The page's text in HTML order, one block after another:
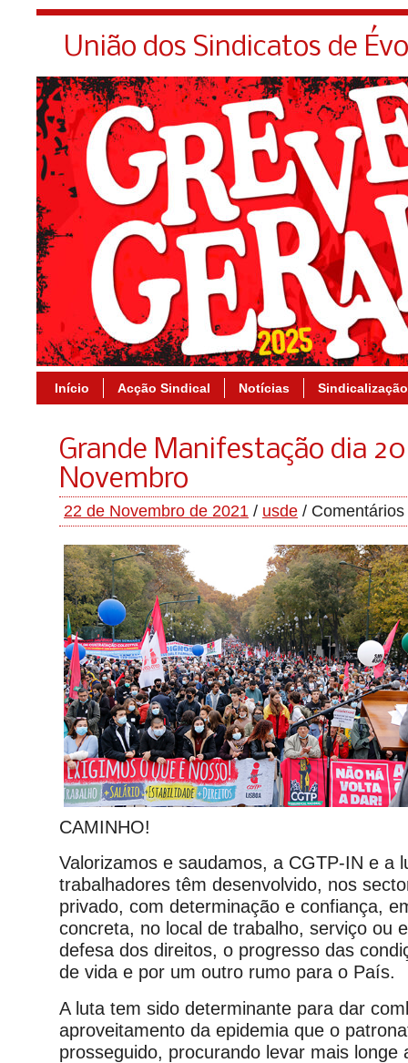
União dos Sindicatos de
Início Acção Sindical Notícias Sindicalização
Grande Manifestação dia
Novembro
22 de Novembro de 2021 / usde /
CAMINHO!
Valorizamos e saudamos, a CGTP-IN e a
trabalhadores têm desenvolvido, nos
privado, com determinação e confiança,
concreta, no local de trabalho, serviço ou
defesa dos direitos, o progresso das
de vida e por um outro rumo para o País.
A luta tem sido determinante para dar
aproveitamento da epidemia que o
prosseguido, procurando levar mais longe